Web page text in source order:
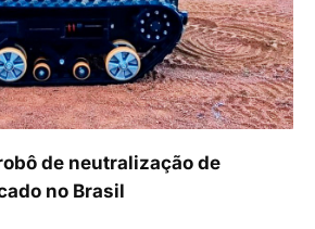
de neutralização de
no Brasil